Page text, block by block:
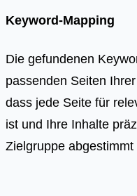
Keyword-Mapping
Die gefundenen
passenden Seiten
dass jede Seite für
ist und Ihre Inhalte
Zielgruppe abgestimmt